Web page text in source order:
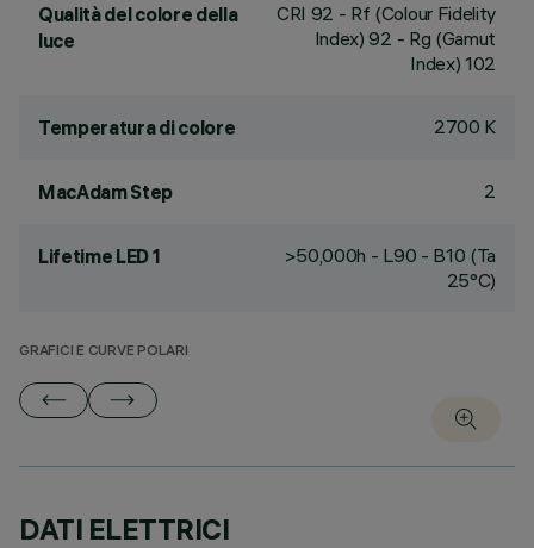
Qualità del colore della
luce
CRI 92 - Rf (Colour Fidelity
Index) 92 - Rg (Gamut
Index) 102
Temperatura di colore 2700 K
MacAdam Step 2
Lifetime LED 1
>50,000h - L90 - B10 (Ta
25°C)
GRAFICI E CURVE POLARI
DATI ELETTRICI